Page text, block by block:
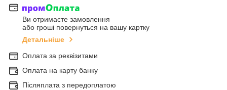
Ви отримаєте замовлення
або гроші повернуться на вашу картку
Детальніше
Оплата за реквізитами
Оплата на карту банку
Післяплата з передоплатою